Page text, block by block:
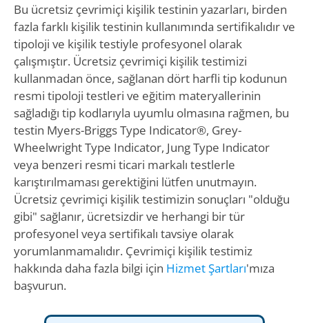
Bu ücretsiz çevrimiçi kişilik testinin yazarları, birden
fazla farklı kişilik testinin kullanımında sertifikalıdır ve
tipoloji ve kişilik testiyle profesyonel olarak
çalışmıştır. Ücretsiz çevrimiçi kişilik testimizi
kullanmadan önce, sağlanan dört harfli tip kodunun
resmi tipoloji testleri ve eğitim materyallerinin
sağladığı tip kodlarıyla uyumlu olmasına rağmen, bu
testin Myers-Briggs Type Indicator®, Grey-
Wheelwright Type Indicator, Jung Type Indicator
veya benzeri resmi ticari markalı testlerle
karıştırılmaması gerektiğini lütfen unutmayın.
Ücretsiz çevrimiçi kişilik testimizin sonuçları "olduğu
gibi" sağlanır, ücretsizdir ve herhangi bir tür
profesyonel veya sertifikalı tavsiye olarak
yorumlanmamalıdır. Çevrimiçi kişilik testimiz
hakkında daha fazla bilgi için Hizmet Şartları'mıza
başvurun.